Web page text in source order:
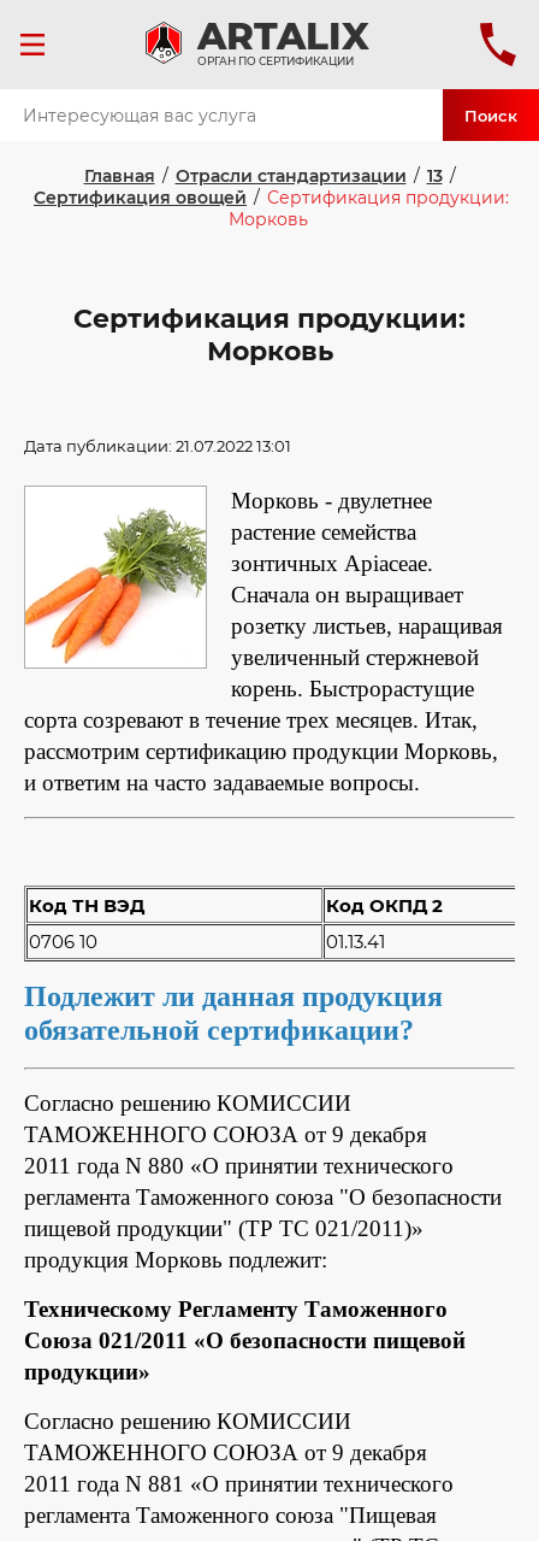
ARTALIX
ОРГАН ПО СЕРТИФИКАЦИИ
Поиск
Главная / Отрасли стандартизации / 13 /
Сертификация овощей / Сертификация продукции:
Морковь
Сертификация продукции:
Морковь
Дата публикации: 21.07.2022 13:01
Морковь - двулетнее
растение семейства
зонтичных Apiaceae.
Сначала он выращивает
розетку листьев, наращивая
увеличенный стержневой
корень. Быстрорастущие
сорта созревают в течение трех месяцев. Итак,
рассмотрим сертификацию продукции Морковь,
и ответим на часто задаваемые вопросы.
Код ТН ВЭД
Код ОКПД 2
0706 10
01.13.41
Подлежит ли данная продукция
обязательной сертификации?
Согласно решению КОМИССИИ
ТАМОЖЕННОГО СОЮЗА от 9 декабря
2011 года N 880 «О принятии технического
регламента Таможенного союза "О безопасности
пищевой продукции" (ТР ТС 021/2011)»
продукция Морковь подлежит:
Техническому Регламенту Таможенного
Союза 021/2011 «О безопасности пищевой
продукции»
Согласно решению КОМИССИИ
ТАМОЖЕННОГО СОЮЗА от 9 декабря
2011 года N 881 «О принятии технического
регламента Таможенного союза "Пищевая